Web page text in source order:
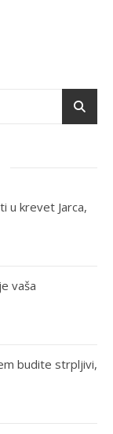
u krevet Jarca,
vaša
budite strpljivi,